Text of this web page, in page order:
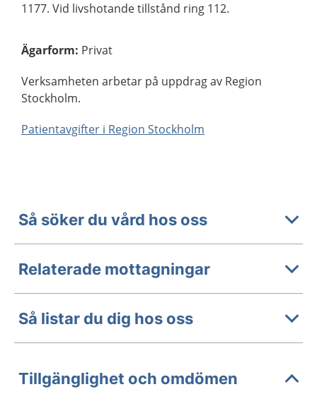
1177. Vid livshotande tillstånd ring 112.
Ägarform: Privat
Verksamheten arbetar på uppdrag av Region
Stockholm.
Patientavgifter i Region Stockholm
Så söker du vård hos oss
Relaterade mottagningar
Så listar du dig hos oss
Tillgänglighet och omdömen